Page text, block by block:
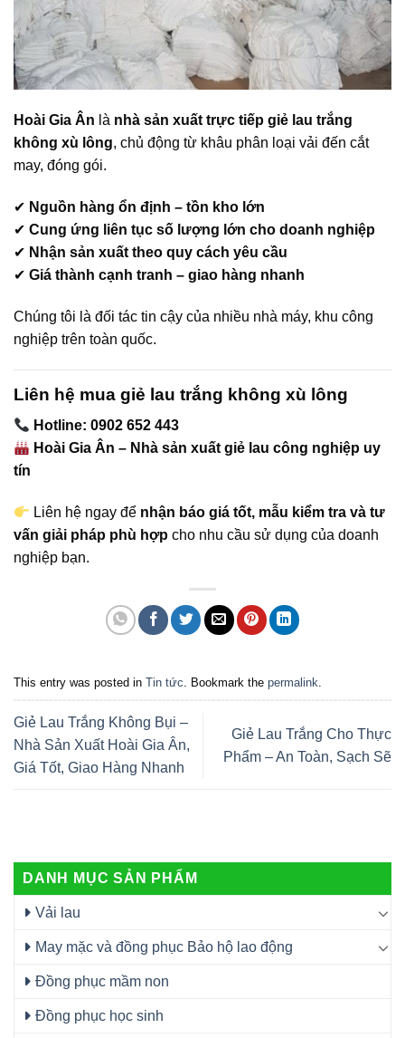
Hoài Gia Ân là nhà sản xuất trực tiếp giẻ lau trắng
không xù lông, chủ động từ khâu phân loại vải đến cắt
may, đóng gói.
✔ Nguồn hàng ổn định – tồn kho lớn
✔ Cung ứng liên tục số lượng lớn cho doanh nghiệp
✔ Nhận sản xuất theo quy cách yêu cầu
✔ Giá thành cạnh tranh – giao hàng nhanh
Chúng tôi là đối tác tin cậy của nhiều nhà máy, khu công
nghiệp trên toàn quốc.
Liên hệ mua giẻ lau trắng không xù lông
Hotline: 0902 652 443
Hoài Gia Ân – Nhà sản xuất giẻ lau công nghiệp uy
tín
Liên hệ ngay để nhận báo giá tốt, mẫu kiểm tra và tư
vấn giải pháp phù hợp cho nhu cầu sử dụng của doanh
nghiệp bạn.
This entry was posted in Tin tức. Bookmark the permalink.
Giẻ Lau Trắng Không Bụi –
Nhà Sản Xuất Hoài Gia Ân,
Giá Tốt, Giao Hàng Nhanh
Giẻ Lau Trắng Cho Thực
Phẩm – An Toàn, Sạch Sẽ
DANH MỤC SẢN PHẨM
Vải lau
May mặc và đồng phục Bảo hộ lao động
Đồng phục mầm non
Đồng phục học sinh